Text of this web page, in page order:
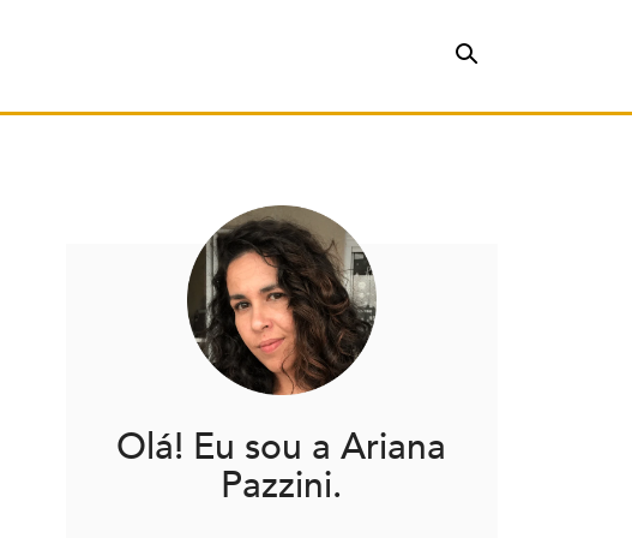
Olá! Eu sou a Ariana
Pazzini.